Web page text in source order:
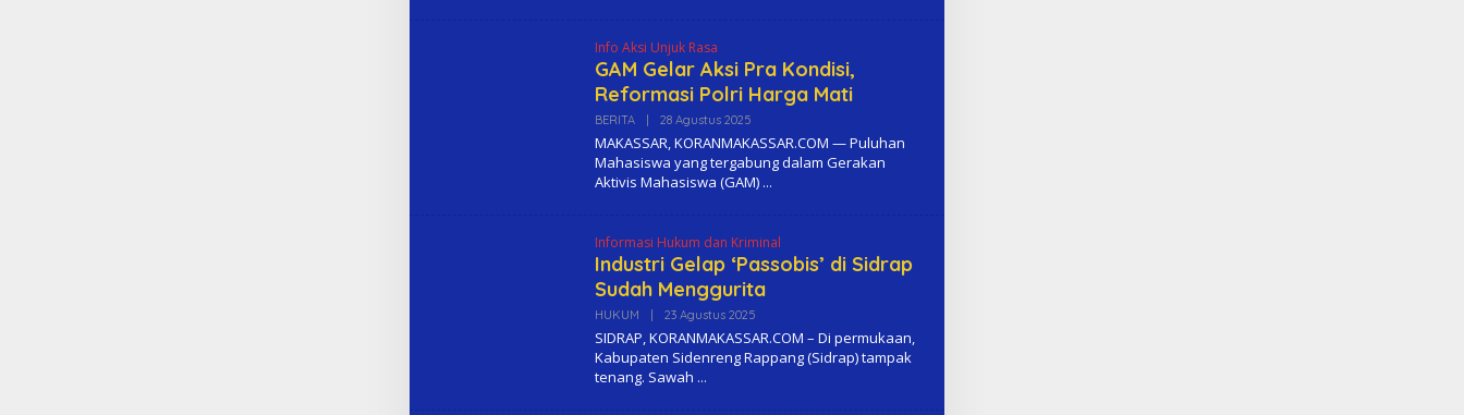
M
Info Aksi Unjuk Rasa
GAM Gelar Aksi Pra Kondisi,
Reformasi Polri Harga Mati
BERITA 28 Agustus 2025
L
E
H
K
M
MAKASSAR, KORANMAKASSAR.COM — Puluhan
Mahasiswa yang tergabung dalam Gerakan
Aktivis Mahasiswa (GAM)
Informasi Hukum dan Kriminal
Industri Gelap ‘Passobis’ di Sidrap
Sudah Menggurita
HUKUM 23 Agustus 2025
L
E
H
M
SIDRAP, KORANMAKASSAR.COM – Di permukaan,
Kabupaten Sidenreng Rappang (Sidrap) tampak
tenang. Sawah